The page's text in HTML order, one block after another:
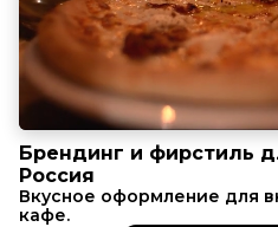
Брендинг и фирстиль
Россия
Вкусное оформление для
кафе.